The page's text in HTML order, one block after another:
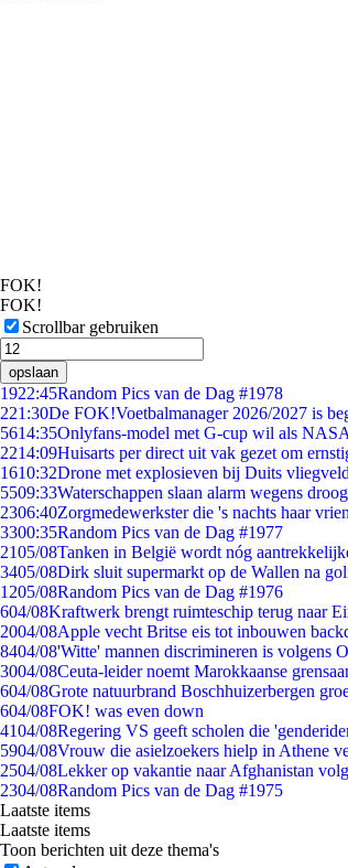
FOK!
FOK!
Scrollbar gebruiken
opslaan
1922:45Random Pics van de Dag #1978
221:30De FOK!Voetbalmanager 2026/2027 is
5614:35Onlyfans-model met G-cup wil als
2214:09Huisarts per direct uit vak gezet om
1610:32Drone met explosieven bij Duits
5509:33Waterschappen slaan alarm wegens
2306:40Zorgmedewerkster die 's nachts haar
3300:35Random Pics van de Dag #1977
2105/08Tanken in België wordt nóg
3405/08Dirk sluit supermarkt op de Wallen na
1205/08Random Pics van de Dag #1976
604/08Kraftwerk brengt ruimteschip terug naar
2004/08Apple vecht Britse eis tot inbouwen
8404/08'Witte' mannen discrimineren is volgens
3004/08Ceuta-leider noemt Marokkaanse
604/08Grote natuurbrand Boschhuizerbergen
604/08FOK! was even down
4104/08Regering VS geeft scholen die
5904/08Vrouw die asielzoekers hielp in Athene
2504/08Lekker op vakantie naar Afghanistan
2304/08Random Pics van de Dag #1975
Laatste items
Laatste items
Toon berichten uit deze thema's